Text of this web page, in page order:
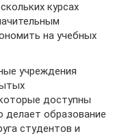
курсах
на учебных
учреждения
доступны
делает образование
студентов и